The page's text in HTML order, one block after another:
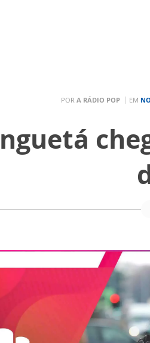
POR A RÁDIO POP EM